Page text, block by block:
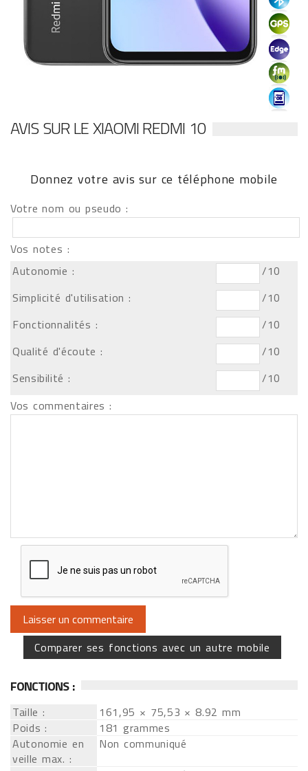
AVIS SUR LE XIAOMI REDMI 10
Donnez votre avis sur ce téléphone mobile
Votre nom ou pseudo :
Vos notes :
Autonomie :
/10
Simplicité d'utilisation :
/10
Fonctionnalités :
/10
Qualité d'écoute :
/10
Sensibilité :
/10
Vos commentaires :
Comparer ses fonctions avec un autre mobile
FONCTIONS :
Taille :
161,95 × 75,53 × 8.92 mm
Poids :
181 grammes
Autonomie en
veille max. :
Non communiqué